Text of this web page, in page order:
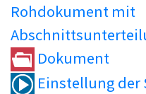
Rohdokument mit
Dokument
Einstellung der